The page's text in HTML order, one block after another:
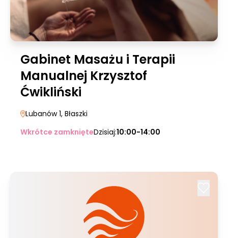
Gabinet Masażu i Terapii
Manualnej Krzysztof
Ćwikliński
Lubanów 1, Błaszki
Wkrótce zamknięteDzisiaj:10:00-14:00